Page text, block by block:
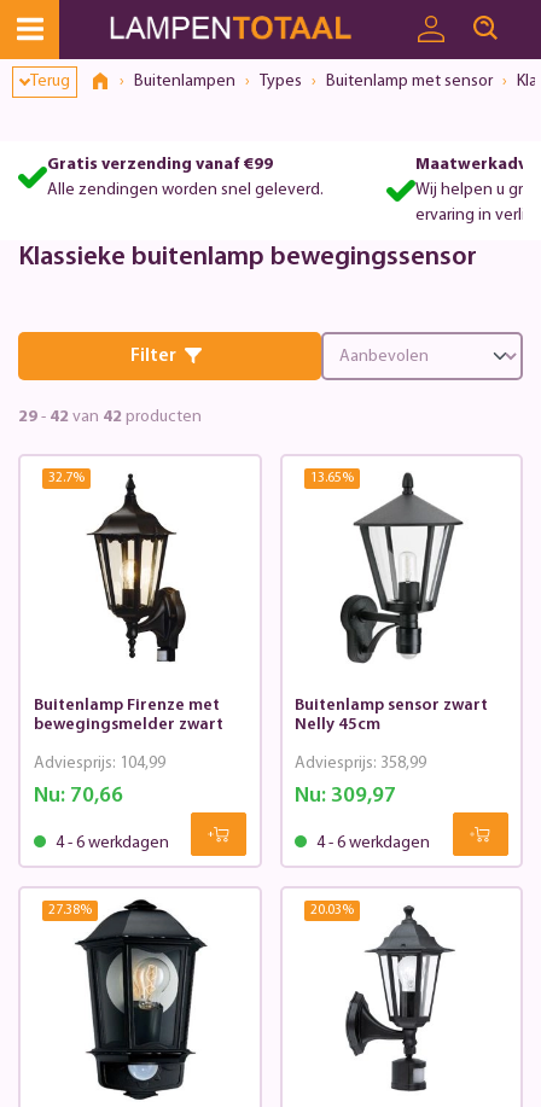
Terug Buitenlampen Types Buitenlamp met sensor
Gratis verzending vanaf €99
Alle zendingen worden snel geleverd.
Wij helpen u
ervaring in
Klassieke buitenlamp bewegingssensor
Filter
29 - 42 van 42 producten
32.7%
Buitenlamp Firenze met
bewegingsmelder zwart
Nu:70,66
Adviesprijs: 104,99
4 - 6 werkdagen
13.65%
Buitenlamp sensor zwart
Nelly 45cm
Nu: 309,97
Adviesprijs: 358,99
4 - 6 werkdagen
27.38% 20.03%